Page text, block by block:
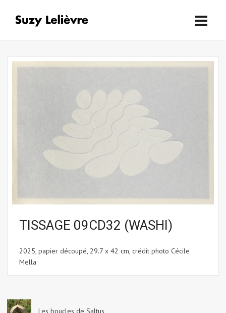
TISSAGE 09CD32 (WASHI)
2025, papier découpé, 29.7 x 42 cm, crédit photo Cécile
Mella
Les boucles de Saltus